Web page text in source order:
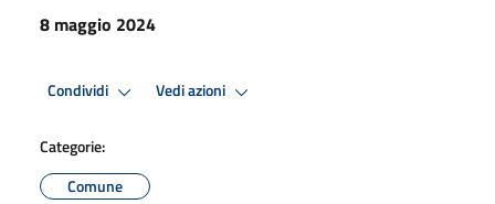
8 maggio 2024
Condividi Vedi azioni
Categorie:
Comune